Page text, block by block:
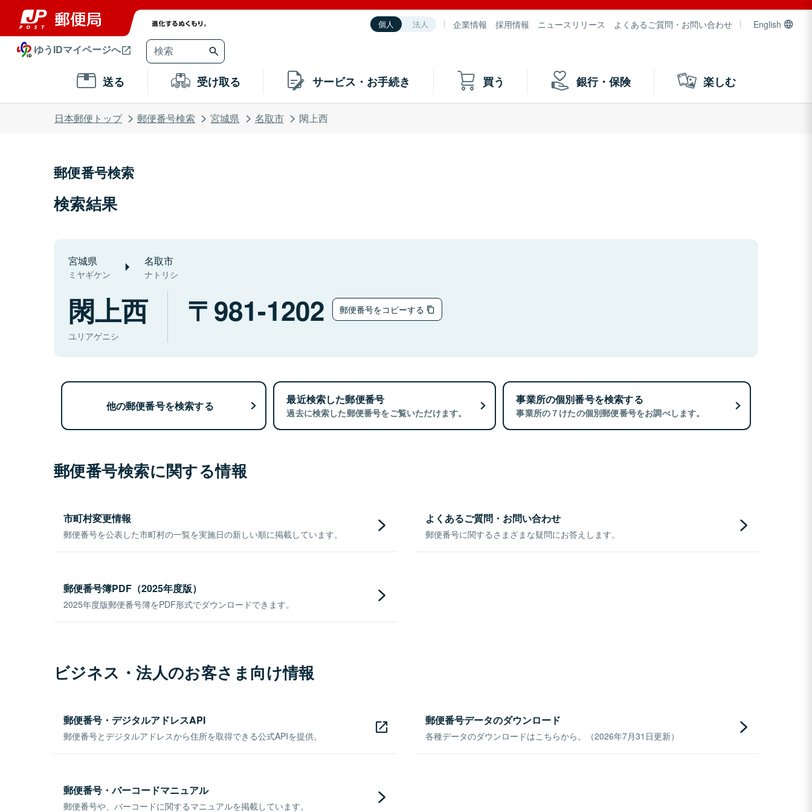
個人 法人 企業情報 採用情報 ニュースリリース よくあるご質問・お問い合わせ English
ゆうIDマイページへ
送る 受け取る サービス・お手続き 買う 銀行・保険 楽しむ
日本郵便トップ 郵便番号検索 宮城県 名取市 閖上西
郵便番号検索
検索結果
宮城県
ミヤギケン
名取市
ナトリシ
閖上西
ユリアゲニシ
981-1202 郵便番号をコピーする
他の郵便番号を検索する 最近検索した郵便番号
過去に検索した郵便番号をご覧いただけます。
事業所の個別番号を検索する
事業所の７けたの個別郵便番号をお調べします。
郵便番号検索に関する情報
市町村変更情報
郵便番号を公表した市町村の一覧を実施日の新しい順に掲載しています。
よくあるご質問・お問い合わせ
郵便番号に関するさまざまな疑問にお答えします。
郵便番号簿PDF（2025年度版）
2025年度版郵便番号簿をPDF形式でダウンロードできます。
ビジネス・法人のお客さま向け情報
郵便番号・デジタルアドレスAPI
郵便番号とデジタルアドレスから住所を取得できる公式APIを提供。
郵便番号データのダウンロード
各種データのダウンロードはこちらから。（2026年7月31日更新）
郵便番号・バーコードマニュアル
郵便番号や、バーコードに関するマニュアルを掲載しています。